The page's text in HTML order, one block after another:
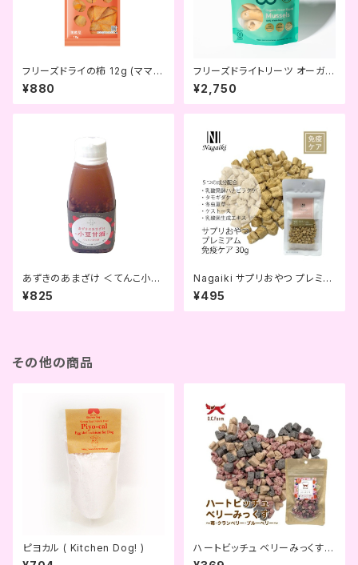
フリーズドライの柿 12g (ママク
ック)
¥880
フリーズドライトリーツ オーガニ
ック緑イ貝 (GOURMATE)
¥2,750
あずきのあまざけ ＜てんこ小豆
甘酒＞ (komachi-na-)
¥825
Nagaiki サプリおやつ プレミア
ム カジキマグロ 免疫ケア 30ｇ
(OCファーム)
¥495
その他の商品
ピヨカル ( Kitchen Dog! )
ハートビッチュ ベリーみっくす～
苺・クランベリー・ブルーベリ